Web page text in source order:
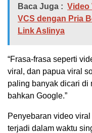
Baca Juga : Video
VCS dengan Pria
Link Aslinya
“Frasa-frasa seperti
viral, dan papua viral
paling banyak dicari di
bahkan Google.”
Penyebaran video
terjadi dalam waktu